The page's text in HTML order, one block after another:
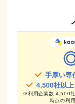
手厚い専
4,500社以
※利用企業数 4,500
時点の利